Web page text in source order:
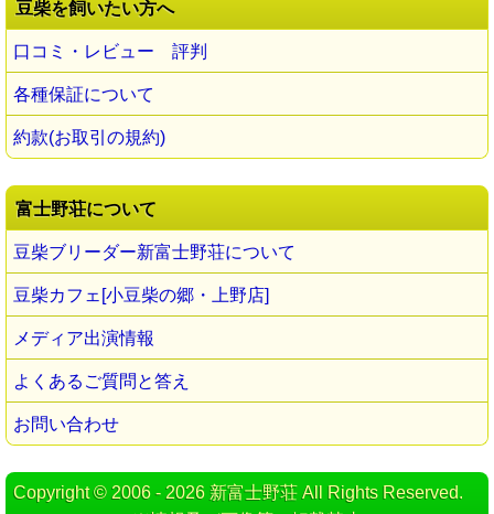
豆柴を飼いたい方へ
口コミ・レビュー 評判
各種保証について
約款(お取引の規約)
富士野荘について
豆柴ブリーダー新富士野荘について
豆柴カフェ[小豆柴の郷・上野店]
メディア出演情報
よくあるご質問と答え
お問い合わせ
Copyright © 2006 - 2026 新富士野荘 All Rights Reserved.